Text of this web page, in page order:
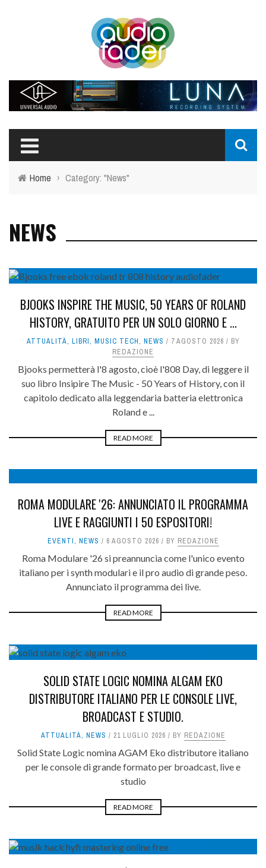
Home › Category: "News"
NEWS
BJOOKS INSPIRE THE MUSIC, 50 YEARS OF ROLAND
HISTORY, GRATUITO PER UN SOLO GIORNO E ...
ATTUALITÀ, LIBRI, MUSIC TECH, NEWS 7 AGOSTO 2026
BY
REDAZIONE
Bjooks permetterà l'8 agosto, cioè l'808 Day, di leggere il
suo libro Insipire The Music - 50 Years of History, con il
capitolo dedicato alla leggendaria batteria elettronica
Roland e ...
READ MORE
ROMA MODULARE '26: ANNUNCIATO IL PROGRAMMA
LIVE E RAGGIUNTI I 50 ESPOSITORI!
EVENTI, NEWS 6 AGOSTO 2026 BY REDAZIONE
Roma Modulare '26 si preannuncia come l'unico evento
italiano per i synth modulari e il pro audio di grande peso.
Annunciato il programma dei live.
READ MORE
8
SOLID STATE LOGIC NOMINA ALGAM EKO
DISTRIBUTORE ITALIANO PER LE CONSOLE LIVE,
BROADCAST E STUDIO.
ATTUALITÀ, NEWS 21 LUGLIO 2026 BY REDAZIONE
Solid State Logic nomina AGAM Eko distributore italiano
per le console di grande formato per broadcast, live e
studio
READ MORE
8